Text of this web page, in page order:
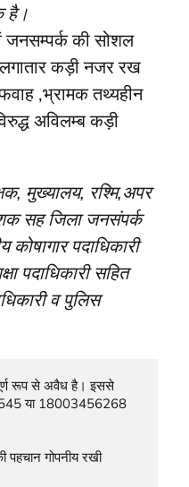
है।
जनसम्पर्क की सोशल
लगातार कड़ी नजर रख
,भ्रामक तथ्यहीन
अविलम्ब कड़ी
मुख्यालय, रश्मि,अपर
सह जिला जनसंपर्क
कोषागार पदाधिकारी
पदाधिकारी सहित
व पुलिस
पूर्ण रूप से अवैध है। इससे
या 18003456268
गोपनीय रखी